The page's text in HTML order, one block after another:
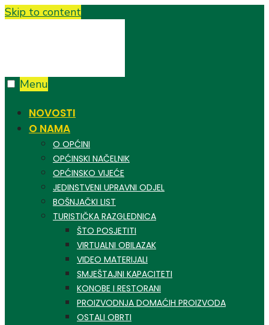
Skip to content
Menu
NOVOSTI
O NAMA
O OPĆINI
OPĆINSKI NAČELNIK
OPĆINSKO VIJEĆE
JEDINSTVENI UPRAVNI ODJEL
BOŠNJAČKI LIST
TURISTIČKA RAZGLEDNICA
ŠTO POSJETITI
VIRTUALNI OBILAZAK
VIDEO MATERIJALI
SMJEŠTAJNI KAPACITETI
KONOBE I RESTORANI
PROIZVODNJA DOMAĆIH PROIZVODA
OSTALI OBRTI